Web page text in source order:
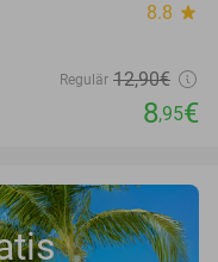
8.8 star
Regulär 12,90€
8,95€